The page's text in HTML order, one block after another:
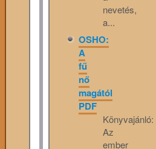
nevetés,
a...
OSHO:
A
fű
nő
magától
PDF
Könyvajánló:
Az
ember